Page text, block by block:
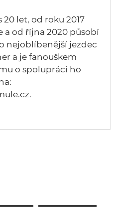
20 let, od roku 2017
a od října 2020 působí
nejoblíbenější jezdec
a je fanouškem
o spolupráci ho